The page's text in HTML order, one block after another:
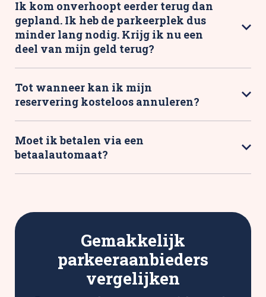
Ik kom onverhoopt eerder terug dan
gepland. Ik heb de parkeerplek dus
minder lang nodig. Krijg ik nu een
deel van mijn geld terug?
Tot wanneer kan ik mijn
reservering kosteloos annuleren?
Moet ik betalen via een
betaalautomaat?
Gemakkelijk
parkeeraanbieders
vergelijken